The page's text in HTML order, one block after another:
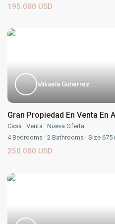
195.000 USD
Mikaela Gutierrez
Gran Propiedad En Venta En
Casa · Venta · Nueva Oferta
4Bedrooms · 2 Bathrooms · Size 675
250.000 USD